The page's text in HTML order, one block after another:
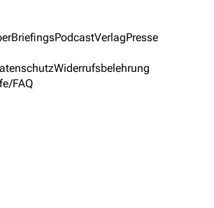
BriefingsPodcastVerlagPresse
Widerrufsbelehrung
FAQ